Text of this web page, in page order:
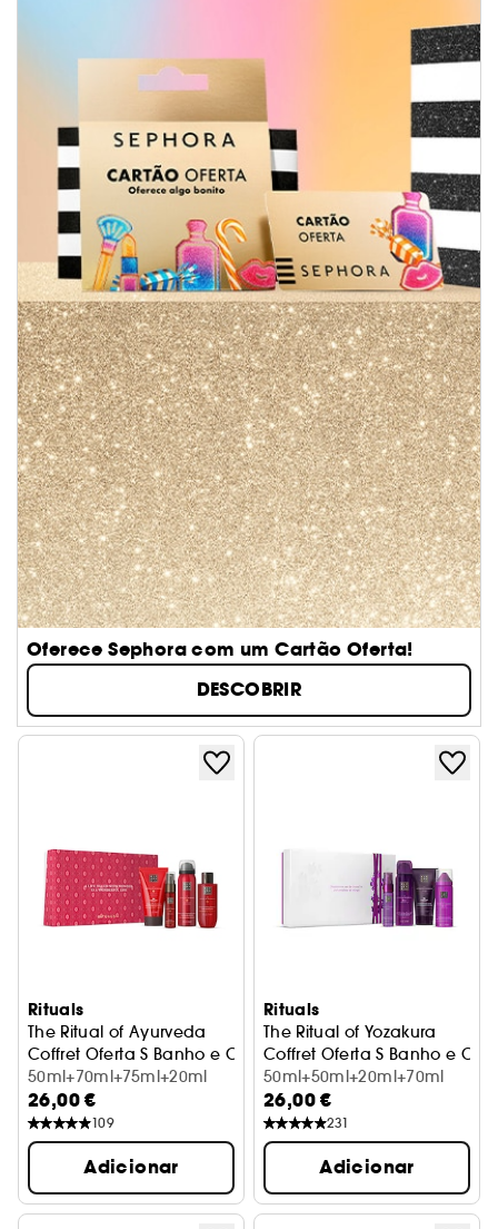
Oferece Sephora com um Cartão Oferta!
DESCOBRIR
Rituals
The Ritual of Ayurveda
Coffret Oferta S Banho e Corpo
50ml+70ml+75ml+20ml
26,00 €
109
Adicionar
Rituals
The Ritual of Yozakura
Coffret Oferta S Banho e
50ml+50ml+20ml+70ml
26,00 €
231
Adicionar